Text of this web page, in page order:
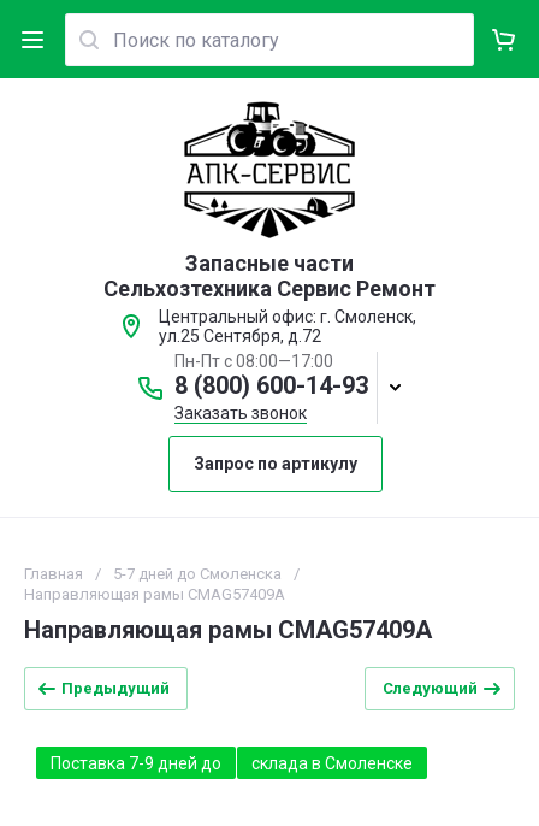
Запасные части
Сельхозтехника Сервис Ремонт
Центральный офис: г. Смоленск,
ул.25 Сентября, д.72
Пн-Пт с 08:00—17:00
8 (800) 600-14-93
Заказать звонок
Запрос по артикулу
Главная / 5-7 дней до Смоленска
/
Направляющая рамы CMAG57409А
Направляющая рамы CMAG57409А
Предыдущий Следующий
Поставка 7-9 дней до склада в Смоленске